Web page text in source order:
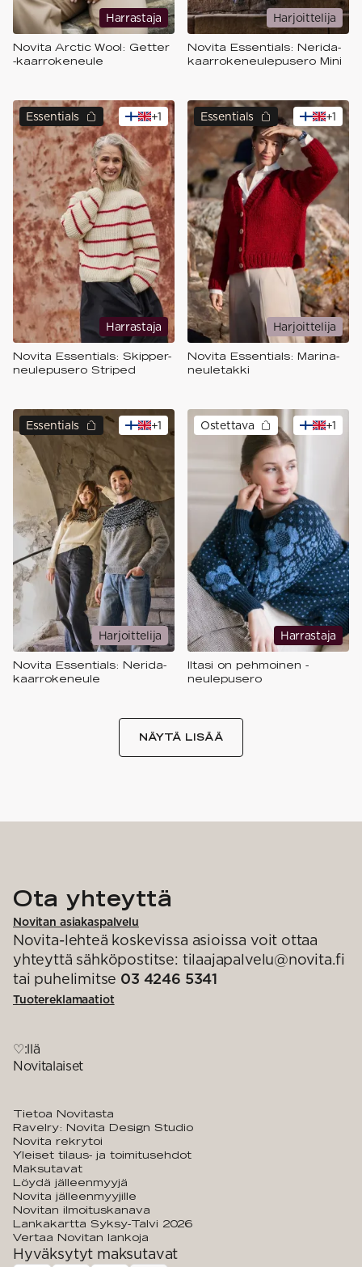
Harrastaja
Novita Arctic Wool: Getter
-kaarrokeneule
Harjoittelija
Novita Essentials: Nerida-
kaarrokeneulepusero Mini
+1
Harrastaja
Essentials
Novita Essentials: ​Skipper-
neulepusero Striped
+1
Harjoittelija
Essentials
Novita Essentials: Marina-
neuletakki
+1
Harjoittelija
Essentials
Novita Essentials: Nerida-
kaarrokeneule​
+1
Harrastaja
Ostettava
Iltasi on pehmoinen -
neulepusero
NÄYTÄ LISÄÄ
Ota yhteyttä
Novitan asiakaspalvelu
Novita-lehteä koskevissa asioissa voit ottaa
yhteyttä sähköpostitse: tilaajapalvelu@novita.fi
tai puhelimitse 03 4246 5341
Tuotereklamaatiot
♡:llä
Novitalaiset
Tietoa Novitasta
Ravelry: Novita Design Studio
Novita rekrytoi
Yleiset tilaus- ja toimitusehdot
Maksutavat
Löydä jälleenmyyjä
Novita jälleenmyyjille
Novitan ilmoituskanava
Lankakartta Syksy-Talvi 2026
Vertaa Novitan lankoja
Hyväksytyt maksutavat